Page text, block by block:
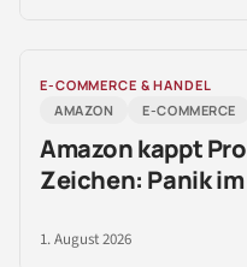
E-COMMERCE & HANDEL
AMAZON
E-COMMERCE
Amazon kappt
Zeichen: Panik
1. August 2026